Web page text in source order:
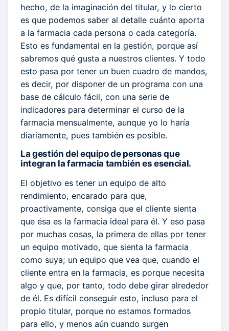
hecho, de la imaginación del titular, y lo cierto
es que podemos saber al detalle cuánto aporta
a la farmacia cada persona o cada categoría.
Esto es fundamental en la gestión, porque así
sabremos qué gusta a nuestros clientes. Y todo
esto pasa por tener un buen cuadro de mandos,
es decir, por disponer de un programa con una
base de cálculo fácil, con una serie de
indicadores para determinar el curso de la
farmacia mensualmente, aunque yo lo haría
diariamente, pues también es posible.
La gestión del equipo de personas que
integran la farmacia también es esencial.
El objetivo es tener un equipo de alto
rendimiento, encarado para que,
proactivamente, consiga que el cliente sienta
que ésa es la farmacia ideal para él. Y eso pasa
por muchas cosas, la primera de ellas por tener
un equipo motivado, que sienta la farmacia
como suya; un equipo que vea que, cuando el
cliente entra en la farmacia, es porque necesita
algo y que, por tanto, todo debe girar alrededor
de él. Es difícil conseguir esto, incluso para el
propio titular, porque no estamos formados
para ello, y menos aún cuando surgen